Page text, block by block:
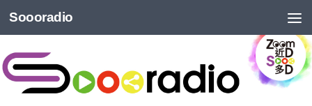
Soooradio